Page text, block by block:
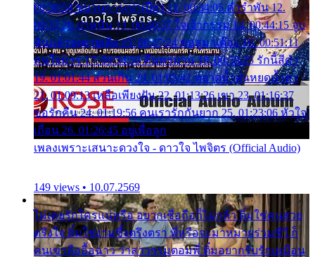
00:30:54 ขบวนการเปาเปียว 11. 00:34:05 คำรำพัน 12.
00:37:20 ปาหนัน 13. 00:40:37 ใจเจ้ากรรม 14. 00:44:15 จูบ
ฉันแล้วจงตายเสีย 15. 00:47:24 ขอสูมาเต๊อะ 16. 00:51:11
คนใจมาร 17. 00:54:50 คืนทรมาน 18. 00:58:25 รักนี้สีดำ
19. 01:01:44 ส่วนเกิน 20. 01:05:42 หยาดน้ำฝนหยดน้ำตา
21. 01:09:13 เหลือเพียงฝัน 22. 01:13:26 เขา 23. 01:16:37
ขอรักคืน 24. 01:19:56 คนเรารักกันยาก 25. 01:23:06 หัวใจ
เถื่อน 26. 01:26:45 อยู่เพื่อลูก
เพลงเพราะเสนาะดวงใจ - ดาวใจ ไพจิตร (Official Audio)
149 views • 10.07.2569
ไม่เคยรักใครแน่หรือ อยากเชื่อถือก็ไม่กล้า ติ๋มใช่คนสวย
ตรึงใจ ติ๋มใช่งามซึ้งตรึงตรา พี่หรือจะมาหมายร่วมชีวี ก็
คนเขาลืออื้อฉาว ว่าสาวๆรุมตอมพี่ ติ๋มอยากรับรักเหมือน